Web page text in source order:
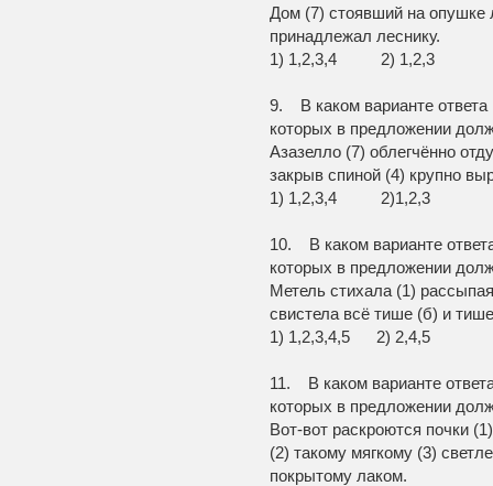
Дом (7) стоявший на
принадлежал леснику.
1) 1,2,3,4 2)
9. В каком варианте
которых в предложении
Азазелло (7) облегчённо
закрыв спиной (4) крупно
1) 1,2,3,4
10. В каком варианте
которых в предложении
Метель стихала (1)
свистела всё тише (б) и
1) 1,2,3,4,5 2)
11. В каком варианте
которых в предложении
Вот-вот раскроются почки
(2) такому мягкому (3)
покрытому лаком.